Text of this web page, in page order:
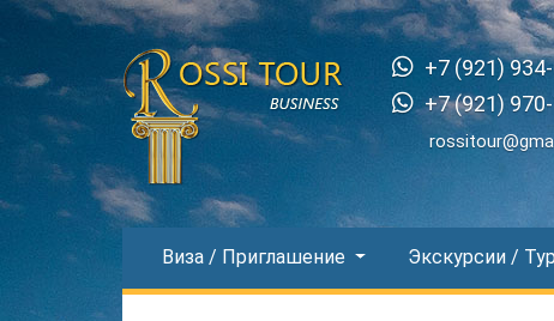
+7 (921)
+7 (921)
Виза / Приглашение Экскурсии /